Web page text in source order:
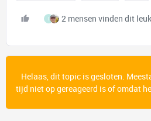
I 2 mensen vinden dit leuk
Helaas, dit topic is gesloten.
tijd niet op gereageerd is of omdat